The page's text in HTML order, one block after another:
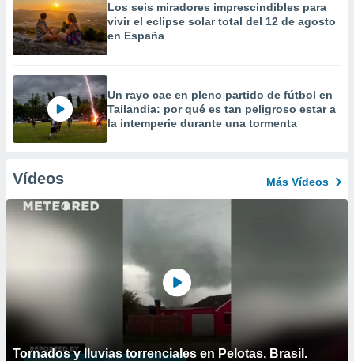
Los seis miradores imprescindibles para
vivir el eclipse solar total del 12 de agosto
en España
Un rayo cae en pleno partido de fútbol en
Tailandia: por qué es tan peligroso estar a
la intemperie durante una tormenta
Vídeos Más Vídeos
Tornados y lluvias torrenciales en Pelotas, Brasil.